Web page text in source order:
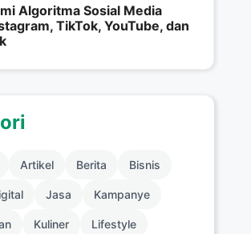
Algoritma Sosial Media
TikTok, YouTube, dan
Artikel Berita Bisnis
Jasa Kampanye
Kuliner Lifestyle